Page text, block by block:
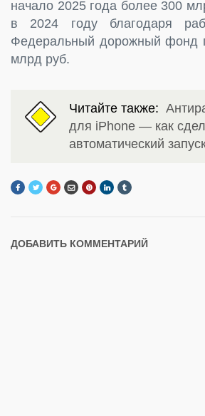
начало 2025 года более 300
в 2024 году благодаря
Федеральный дорожный фонд
млрд руб.
Читайте также:
для iPhone — как
автоматический
ДОБАВИТЬ КОММЕНТАРИЙ